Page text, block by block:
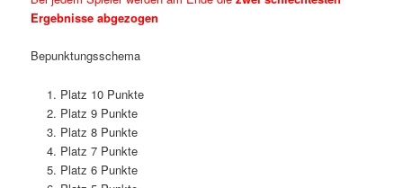
Ergebnisse abgezogen
Bepunktungsschema
Platz 10 Punkte
Platz 9 Punkte
Platz 8 Punkte
Platz 7 Punkte
Platz 6 Punkte